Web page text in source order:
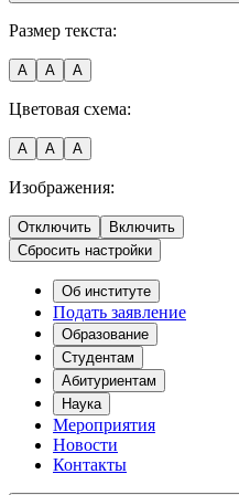
Размер текста:
A A A
Цветовая схема:
A A A
Изображения:
Отключить
Включить
Сбросить настройки
Об институте
Подать заявление
Образование
Студентам
Абитуриентам
Наука
Мероприятия
Новости
Контакты